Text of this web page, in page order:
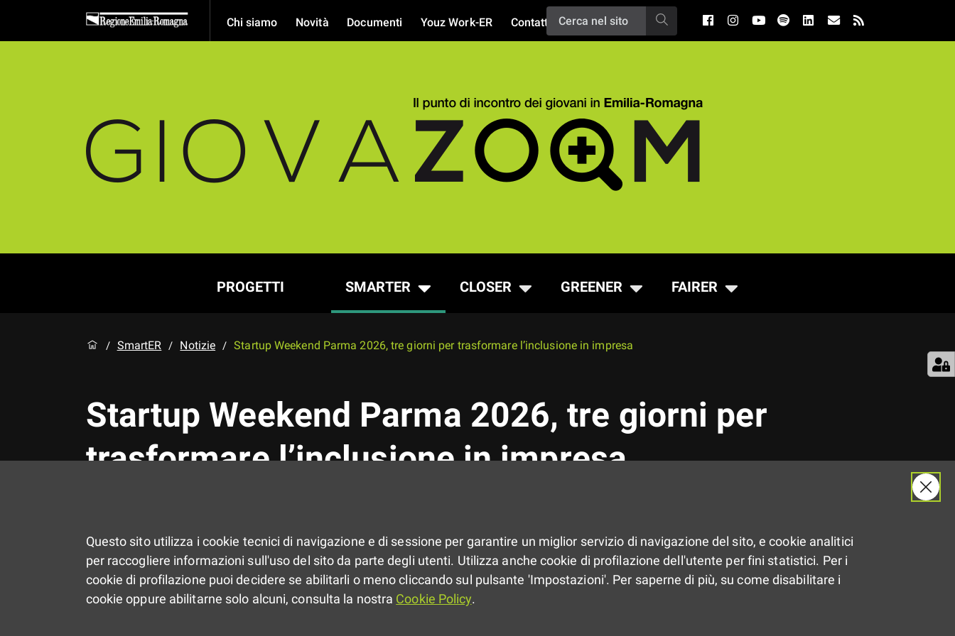
Chi siamo Novità Documenti Youz Work-ER Contatti
PROGETTI SMARTER CLOSER GREENER FAIRER
/ SmartER / Notizie / Startup Weekend Parma 2026, tre giorni per trasformare l’inclusione in impresa
Startup Weekend Parma 2026, tre giorni per
trasformare l’inclusione in impresa
1º giugno
Questo sito utilizza i cookie tecnici di navigazione e di sessione per garantire un miglior servizio di navigazione del sito, e cookie analitici
per raccogliere informazioni sull'uso del sito da parte degli utenti. Utilizza anche cookie di profilazione dell'utente per fini statistici. Per i
cookie di profilazione puoi decidere se abilitarli o meno cliccando sul pulsante 'Impostazioni'. Per saperne di più, su come disabilitare i
cookie oppure abilitarne solo alcuni, consulta la nostra Cookie Policy.